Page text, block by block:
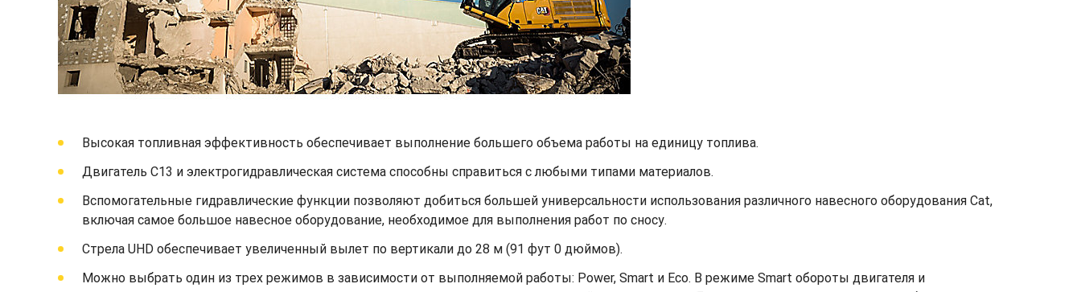
Высокая топливная эффективность обеспечивает выполнение большего объема работы на единицу топлива.
Двигатель C13 и электрогидравлическая система способны справиться с любыми типами материалов.
Вспомогательные гидравлические функции позволяют добиться большей универсальности использования различного навесного оборудования Cat,
включая самое большое навесное оборудование, необходимое для выполнения работ по сносу.
Стрела UHD обеспечивает увеличенный вылет по вертикали до 28 м (91 фут 0 дюймов).
Можно выбрать один из трех режимов в зависимости от выполняемой работы: Power, Smart и Eco. В режиме Smart обороты двигателя и